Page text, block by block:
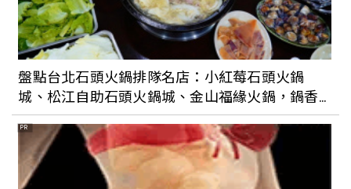
東京淺草餐廳推薦！百年壽喜燒「淺草今
半」堅持使用高級近江和牛，超值午間套
餐不排隊吃不到
日本東京旅遊最奢華的享受！座落晴空塔
30樓的「敘敘苑燒肉」：高空美景搭配高
級燒肉絕頂享受，這樣點最划算
盤點台北石頭火鍋排隊名店：小紅莓石頭火鍋
城、松江自助石頭火鍋城、金山福緣火鍋，鍋香
氣十足完全吃不膩
PR